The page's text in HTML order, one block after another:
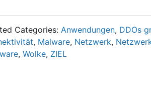
Categories: Anwendungen, DDOs
, Malware, Netzwerk,
, Wolke, ZIEL